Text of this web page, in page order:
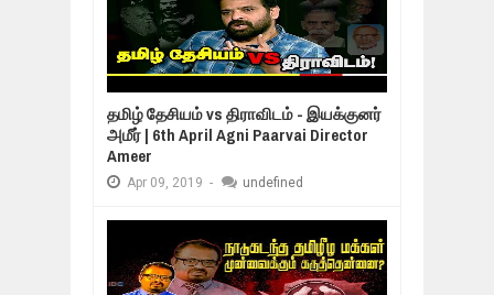
தமிழ் தேசியம் vs திராவிடம் - இயக்குனர்
அமீர் | 6th April Agni Paarvai Director
Ameer
Apr 09, 2019 - undefined